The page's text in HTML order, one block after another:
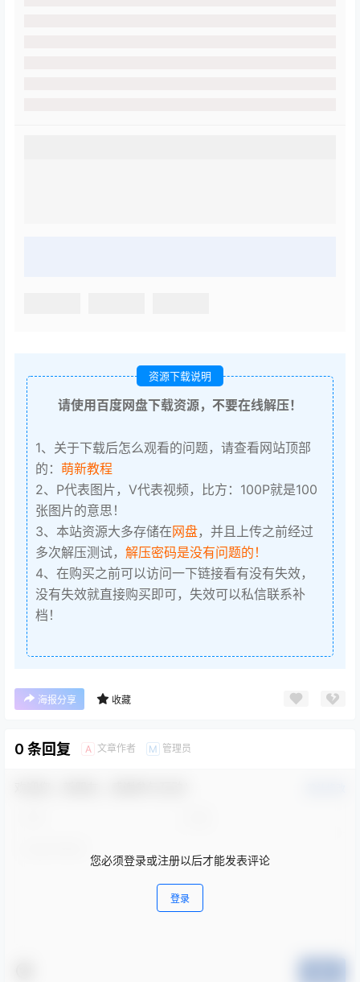
资源下载说明
请使用百度网盘下载资源，不要在线解压！
1、关于下载后怎么观看的问题，请查看网站顶部
的： 萌新教程
2、P代表图片，V代表视频，比方：100P就是100
张图片的意思！
3、本站资源大多存储在网盘，并且上传之前经过
多次解压测试， 解压密码是没有问题的！
4、在购买之前可以访问一下链接看有没有失效，
没有失效就直接购买即可，失效可以私信联系补
档！
海报分享 收藏
0 条回复 A 文章作者 M 管理员
您必须登录或注册以后才能发表评论
登录